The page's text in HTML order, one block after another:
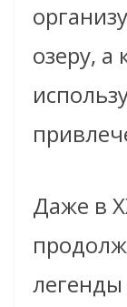
озеру, а
Даже в